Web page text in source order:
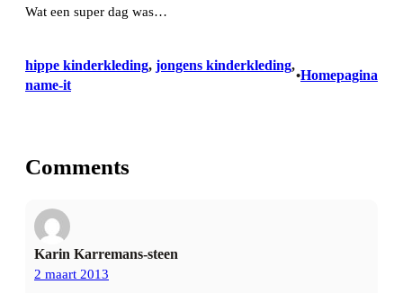
Wat een super dag was…
hippe kinderkleding, jongens kinderkleding
name-it
•Homepagina
Comments
Karin Karremans-steen
2 maart 2013